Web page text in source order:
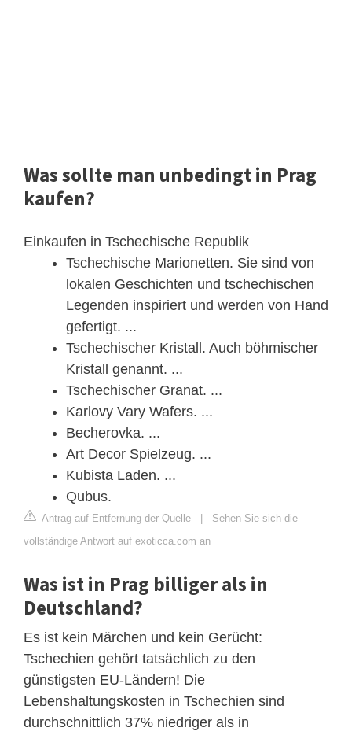
Was sollte man unbedingt in Prag
kaufen?
Einkaufen in Tschechische Republik
Tschechische Marionetten. Sie sind von
lokalen Geschichten und tschechischen
Legenden inspiriert und werden von Hand
gefertigt. ...
Tschechischer Kristall. Auch böhmischer
Kristall genannt. ...
Tschechischer Granat. ...
Karlovy Vary Wafers. ...
Becherovka. ...
Art Decor Spielzeug. ...
Kubista Laden. ...
Qubus.
Antrag auf Entfernung der Quelle
Sehen Sie sich die
vollständige Antwort auf exoticca.com an
Was ist in Prag billiger als in
Deutschland?
Es ist kein Märchen und kein Gerücht:
Tschechien gehört tatsächlich zu den
günstigsten EU-Ländern! Die
Lebenshaltungskosten in Tschechien sind
durchschnittlich 37% niedriger als in